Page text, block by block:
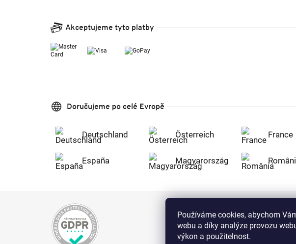
Používáme cookies, abychom
webu a díky analýze provozu
výkon a použitelnost.
Akceptujeme tyto platby
Doručujeme po celé Evropě
Deutschland Österreich France
España Magyarország